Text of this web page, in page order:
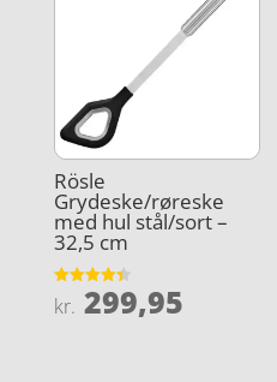
Rösle
Grydeske/røreske
med hul stål/sort –
32,5 cm
Vurderet
4.4
kr. 299,95